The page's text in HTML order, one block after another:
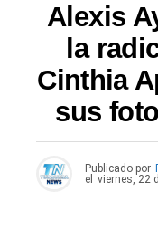
Alexis
la
Cinthia
sus
Publicado por
el viernes, 22